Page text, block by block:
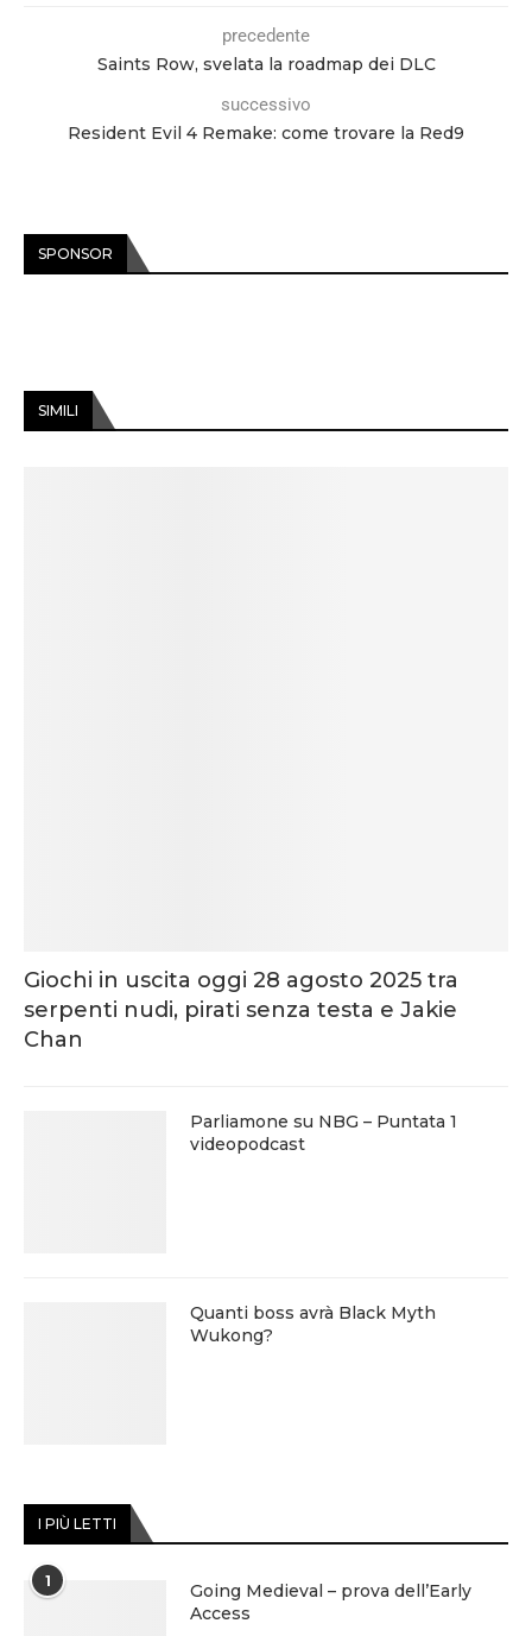
precedente
Saints Row, svelata la roadmap dei DLC
successivo
Resident Evil 4 Remake: come trovare la Red9
SPONSOR
SIMILI
Giochi in uscita oggi 28 agosto 2025 tra
serpenti nudi, pirati senza testa e Jakie
Chan
Parliamone su NBG – Puntata 1
videopodcast
Quanti boss avrà Black Myth
Wukong?
I PIÙ LETTI
1
Going Medieval – prova dell’Early
Access